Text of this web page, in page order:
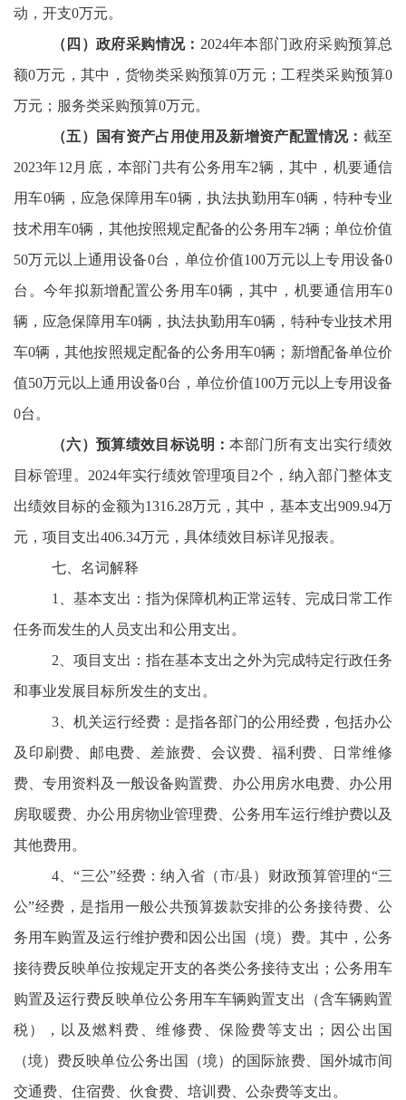
动，开支0万元。
（四）政府采购情况： 2024年本部门政府采购预算总
额0万元，其中，货物类采购预算0万元；工程类采购预算0
万元；服务类采购预算0万元。
（五）国有资产占用使用及新增资产配置情况： 截至
2023年12月底，本部门共有公务用车2辆，其中，机要通信
用车0辆，应急保障用车0辆，执法执勤用车0辆，特种专业
技术用车0辆，其他按照规定配备的公务用车2辆；单位价值
50万元以上通用设备0台，单位价值100万元以上专用设备0
台。今年拟新增配置公务用车0辆，其中，机要通信用车0
辆，应急保障用车0辆，执法执勤用车0辆，特种专业技术用
车0辆，其他按照规定配备的公务用车0辆；新增配备单位价
值50万元以上通用设备0台，单位价值100万元以上专用设备
0台。
（六）预算绩效目标说明：本部门所有支出实行绩效
目标管理。 2024年实行绩效管理项目2个，纳入部门整体支
出绩效目标的金额为1316.28万元，其中，基本支出909.94万
元，项目支出406.34万元，具体绩效目标详见报表。
七、名词解释
1、基本支出：指为保障机构正常运转、完成日常工作
任务而发生的人员支出和公用支出。
2、项目支出：指在基本支出之外为完成特定行政任务
和事业发展目标所发生的支出。
3、机关运行经费：是指各部门的公用经费，包括办公
及印刷费、邮电费、差旅费、会议费、福利费、日常维修
费、专用资料及一般设备购置费、办公用房水电费、办公用
房取暖费、办公用房物业管理费、公务用车运行维护费以及
其他费用。
4、“三公”经费：纳入省（市/县）财政预算管理的“三
公”经费，是指用一般公共预算拨款安排的公务接待费、公
务用车购置及运行维护费和因公出国（境）费。其中，公务
接待费反映单位按规定开支的各类公务接待支出；公务用车
购置及运行费反映单位公务用车车辆购置支出（含车辆购置
税），以及燃料费、维修费、保险费等支出；因公出国
（境）费反映单位公务出国（境）的国际旅费、国外城市间
交通费、住宿费、伙食费、培训费、公杂费等支出。